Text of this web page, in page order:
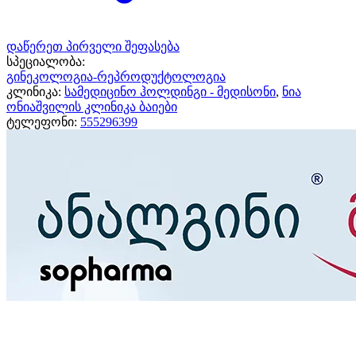
დაწერეთ პირველი შეფასება
სპეციალობა:
გინეკოლოგია-რეპროდუქტოლოგია
კლინიკა: სამედიცინო ჰოლდინგი - მედისონი, ნია
ონიაშვილის კლინიკა ბაიები
ტელეფონი: 555296399